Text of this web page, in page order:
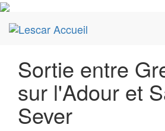
Sortie entre
sur l'Adour et
Sever